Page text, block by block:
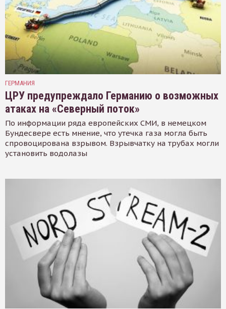
ГЕРМАНИЯ
ЦРУ предупреждало Германию о возможных
атаках на «Северный поток»
По информации ряда европейских СМИ, в немецком
Бундесвере есть мнение, что утечка газа могла быть
спровоцирована взрывом. Взрывчатку на трубах могли
установить водолазы